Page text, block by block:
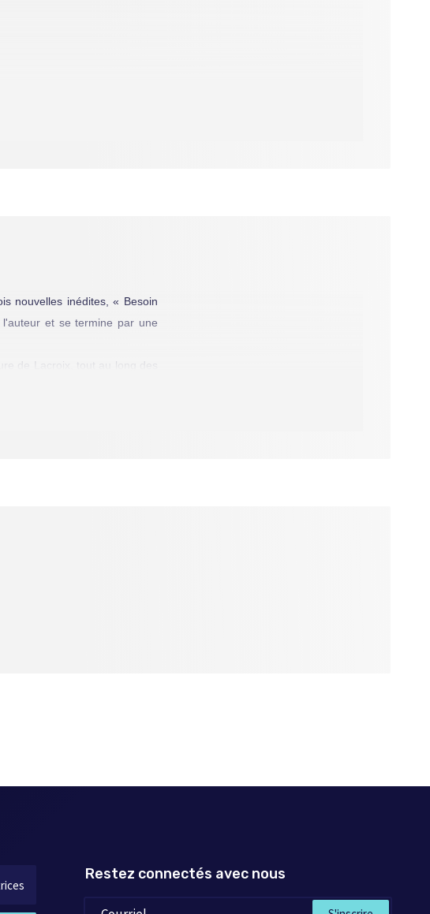
nouvelles inédites, « Besoin
et se termine par une
de Lacroix, tout au long des
moindres. « Personne de
a droit à un vœu, un effet de
de
relative naïveté d'écrivain en
Restez connectés avec nous